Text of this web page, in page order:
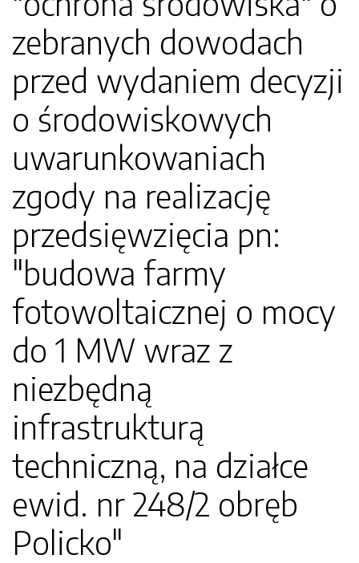
zebranych dowodach
przed wydaniem decyzji
o środowiskowych
uwarunkowaniach
zgody na realizację
przedsięwzięcia pn:
"budowa farmy
fotowoltaicznej o mocy
do 1 MW wraz z
niezbędną
infrastrukturą
techniczną, na działce
ewid. nr 248/2 obręb
Policko"